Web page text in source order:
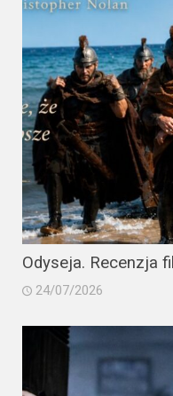
Odyseja. Recenzja
24/07/2026